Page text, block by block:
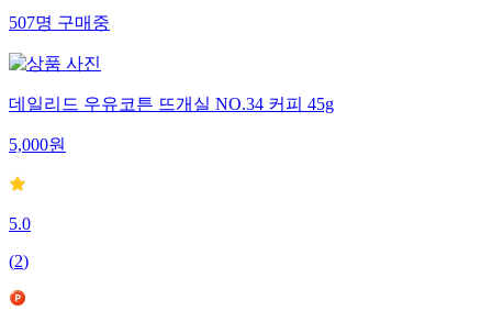
507명구매중
데일리드 우유코튼 뜨개실 NO.34 커피 45g
5,000원
5.0
(2)